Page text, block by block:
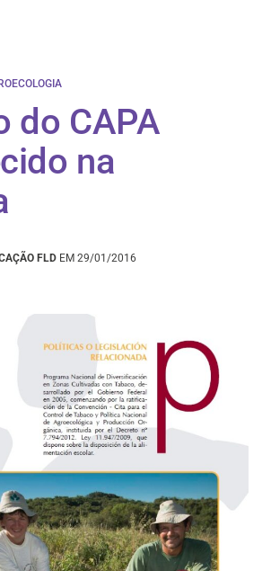
do CAPA
na
FLD EM 29/01/2016